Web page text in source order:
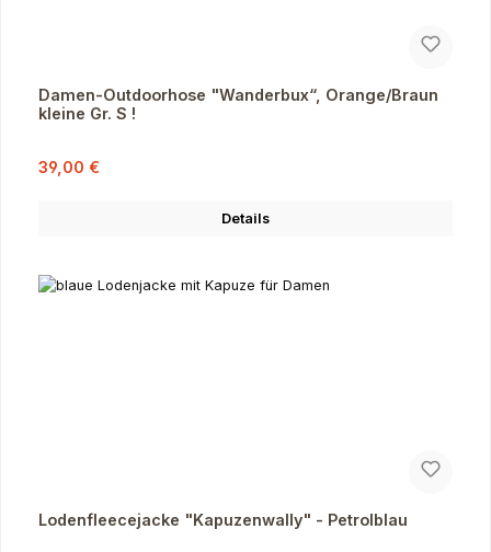
Damen-Outdoorhose "Wanderbux“, Orange/Braun
kleine Gr. S !
Verkaufspreis:
39,00 €
Details
Lodenfleecejacke "Kapuzenwally" - Petrolblau